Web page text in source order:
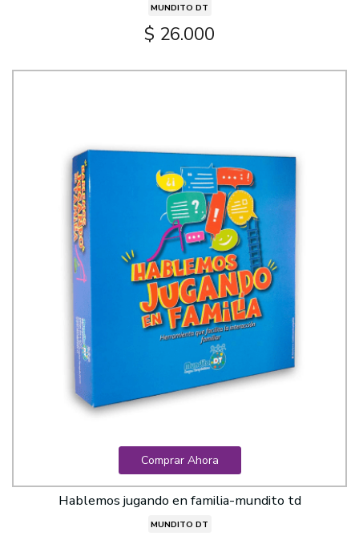
MUNDITO DT
$ 26.000
Comprar Ahora
Hablemos jugando en familia-mundito td
MUNDITO DT